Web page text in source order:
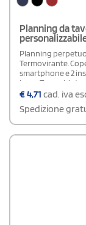
Planning da
Planning
Termovirante.
smartphone e 2
Logo Tavecchi
€4,71 cad. iva
Spedizione